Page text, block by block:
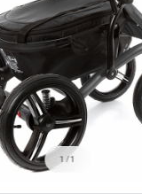
1 / 1